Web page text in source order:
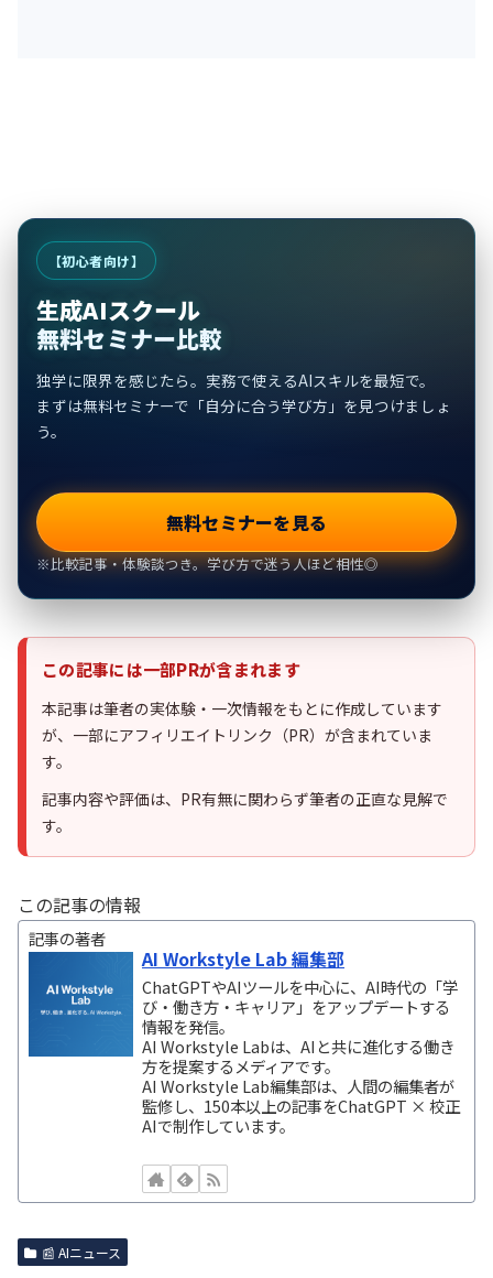
【初心者向け】
生成AIスクール
無料セミナー比較
独学に限界を感じたら。実務で使えるAIスキルを最短で。
まずは無料セミナーで「自分に合う学び方」を見つけましょ
う。
無料セミナーを見る
※比較記事・体験談つき。学び方で迷う人ほど相性◎
この記事には一部PRが含まれます
本記事は筆者の実体験・一次情報をもとに作成しています
が、一部にアフィリエイトリンク（PR）が含まれていま
す。
記事内容や評価は、PR有無に関わらず筆者の正直な見解で
す。
この記事の情報
記事の著者
AI Workstyle Lab 編集部
ChatGPTやAIツールを中心に、AI時代の「学
び・働き方・キャリア」をアップデートする
情報を発信。
AI Workstyle Labは、AIと共に進化する働き
方を提案するメディアです。
AI Workstyle Lab編集部は、人間の編集者が
監修し、150本以上の記事をChatGPT × 校正
AIで制作しています。
📰 AIニュース